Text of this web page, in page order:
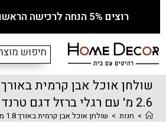
רוצים 5% הנחה לרכישה הראשונה? לחצו כאן!
2.6 מ' עם רגלי ברזל דגם טרנד 180
> חנות > שולחן אוכל אבן קרמית באורך 1.8 מ' נפתח ל- 2.6 מ' עם רגלי ברזל דגם טרנד 180